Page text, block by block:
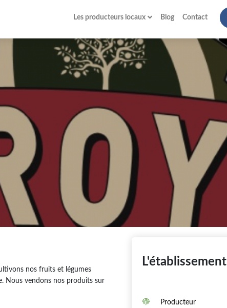
Les producteurs locaux Blog Contact
nos fruits et légumes
Nous vendons nos produits sur
L'établissement
Producteur